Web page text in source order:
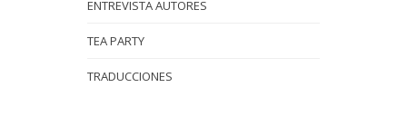
ENTREVISTA AUTORES
TEA PARTY
TRADUCCIONES